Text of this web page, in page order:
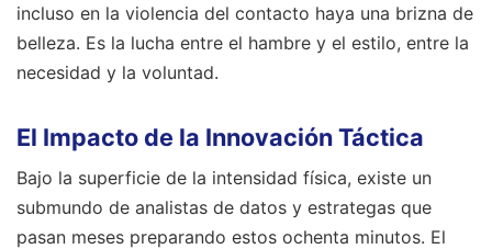
incluso en la violencia del contacto haya una brizna de
belleza. Es la lucha entre el hambre y el estilo, entre la
necesidad y la voluntad.
El Impacto de la Innovación Táctica
Bajo la superficie de la intensidad física, existe un
submundo de analistas de datos y estrategas que
pasan meses preparando estos ochenta minutos. El